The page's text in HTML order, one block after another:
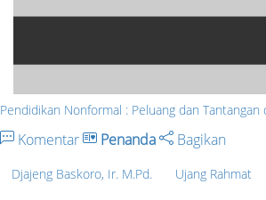
Pendidikan Nonformal : Peluang dan Tantangan
Komentar Penanda Bagikan
Djajeng Baskoro, Ir. M.Pd. Ujang Rahmat